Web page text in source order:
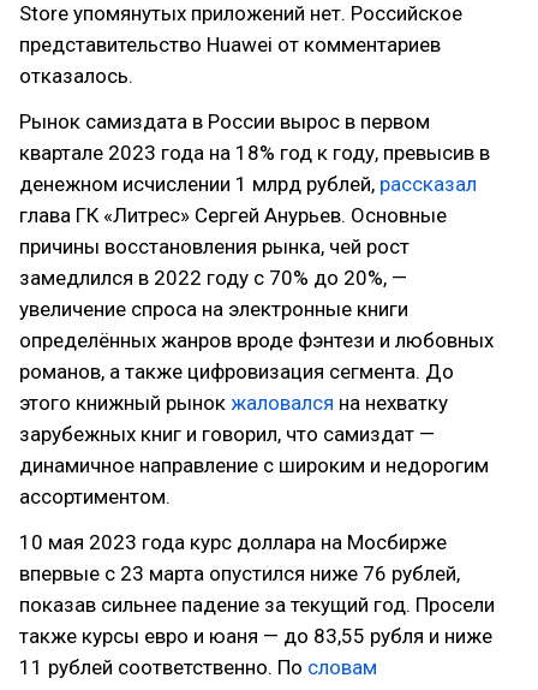
Store упомянутых приложений нет. Российское
представительство Huawei от комментариев
отказалось.
Рынок самиздата в России вырос в первом
квартале 2023 года на 18% год к году, превысив в
денежном исчислении 1 млрд рублей, рассказал
глава ГК «Литрес» Сергей Анурьев. Основные
причины восстановления рынка, чей рост
замедлился в 2022 году с 70% до 20%, —
увеличение спроса на электронные книги
определённых жанров вроде фэнтези и любовных
романов, а также цифровизация сегмента. До
этого книжный рынок жаловался на нехватку
зарубежных книг и говорил, что самиздат —
динамичное направление с широким и недорогим
ассортиментом.
10 мая 2023 года курс доллара на Мосбирже
впервые с 23 марта опустился ниже 76 рублей,
показав сильнее падение за текущий год. Просели
также курсы евро и юаня — до 83,55 рубля и ниже
11 рублей соответственно. По словам